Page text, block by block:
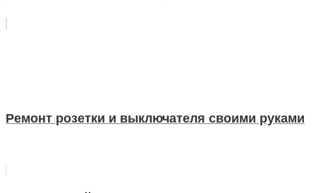
Ремонт розетки и выключателя своими руками